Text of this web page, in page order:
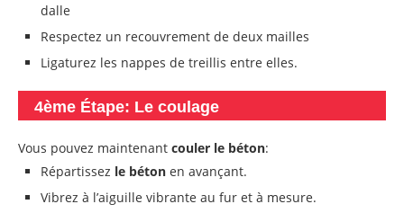
dalle
Respectez un recouvrement de deux mailles
Ligaturez les nappes de treillis entre elles.
4ème Étape: Le coulage
Vous pouvez maintenant couler le béton:
Répartissez le béton en avançant.
Vibrez à l’aiguille vibrante au fur et à mesure.